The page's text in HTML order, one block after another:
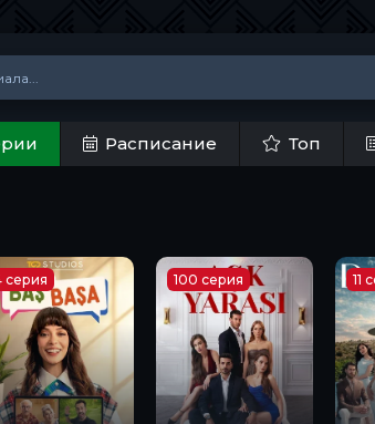
Расписание Топ
серия 100 серия 11